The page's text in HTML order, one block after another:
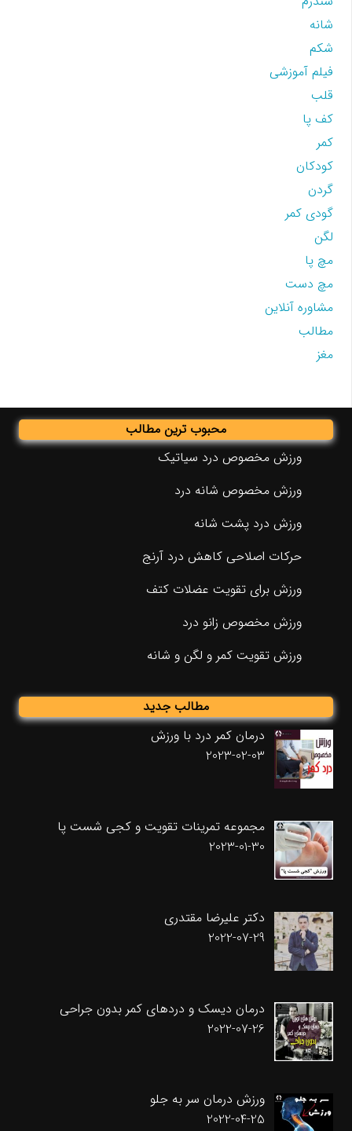
شانه
شکم
فیلم آموزشی
قلب
کف پا
کمر
کودکان
گردن
گودی کمر
لگن
مچ پا
مچ دست
مشاوره آنلاین
مطالب
مغز
محبوب ترین مطالب
ورزش مخصوص درد سیاتیک
ورزش مخصوص شانه درد
ورزش درد پشت شانه
حرکات اصلاحی کاهش درد آرنج
ورزش برای تقویت عضلات کتف
ورزش مخصوص زانو درد
ورزش تقویت کمر و لگن و شانه
مطالب جدید
درمان کمر درد با ورزش
2023-02-03
مجموعه تمرینات تقویت و کجی شست پا
2023-01-30
دکتر علیرضا مقتدری
2022-07-29
درمان دیسک و دردهای کمر بدون جراحی
2022-07-26
ورزش درمان سر به جلو
2022-04-25